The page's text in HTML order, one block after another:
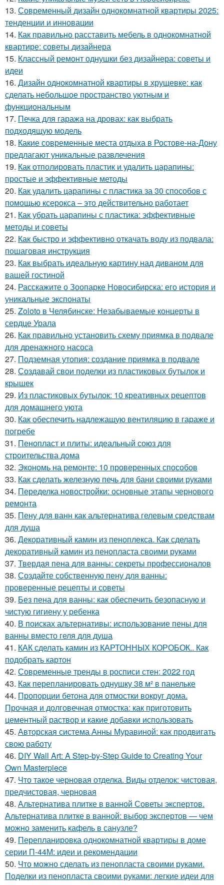
13. Современный дизайн однокомнатной квартиры 2025:
тенденции и инновации
14. Как правильно расставить мебель в однокомнатной
квартире: советы дизайнера
15. Классный ремонт однушки без дизайнера: советы и
идеи
16. Дизайн однокомнатной квартиры в хрущевке: как
сделать небольшое пространство уютным и
функциональным
17. Печка для гаража на дровах: как выбрать
подходящую модель
18. Какие современные места отдыха в Ростове-на-Дону
предлагают уникальные развлечения
19. Как отполировать пластик и удалить царапины:
простые и эффективные методы
20. Как удалить царапины с пластика за 30 способов с
помощью ксерокса – это действительно работает
21. Как убрать царапины с пластика: эффективные
методы и советы
22. Как быстро и эффективно откачать воду из подвала:
пошаговая инструкция
23. Как выбрать идеальную картину над диваном для
вашей гостиной
24. Расскажите о Зоопарке Новосибирска: его история и
уникальные экспонаты
25. Zoloto в Челябинске: Незабываемые концерты в
сердце Урала
26. Как правильно установить схему приямка в подвале
для дренажного насоса
27. Подземная утопия: создание приямка в подвале
28. Создавай свои поделки из пластиковых бутылок и
крышек
29. Из пластиковых бутылок: 10 креативных рецептов
для домашнего уюта
30. Как обеспечить надлежащую вентиляцию в гараже и
погребе
31. Пенопласт и плиты: идеальный союз для
строительства дома
32. Экономь на ремонте: 10 проверенных способов
33. Как сделать железную печь для бани своими руками
34. Переделка новостройки: основные этапы чернового
ремонта
35. Пену для ванн как альтернатива гелевым средствам
для душа
36. Декоративный камин из пеноплекса. Как сделать
декоративный камин из пенопласта своими руками
37. Твердая пена для ванны: секреты профессионалов
38. Создайте собственную пену для ванны:
проверенные рецепты и советы
39. Без пена для ванны: как обеспечить безопасную и
чистую гигиену у ребенка
40. В поисках альтернативы: использование пены для
ванны вместо геля для душа
41. КАК сделать камин из КАРТОННЫХ КОРОБОК.. Как
подобрать картон
42. Современные тренды в росписи стен: 2022 год
43. Как перепланировать однушку 38 м² в панельке
44. Пропорции бетона для отмостки вокруг дома.
Прочная и долговечная отмостка: как приготовить
цементный раствор и какие добавки использовать
45. Авторская система Анны Муравиной: как продвигать
свою работу
46. DIY Wall Art: A Step-by-Step Guide to Creating Your
Own Masterpiece
47. Что такое черновая отделка. Виды отделок: чистовая,
предчистовая, черновая
48. Альтернатива плитке в ванной Советы экспертов.
Альтернатива плитке в ванной: выбор экспертов — чем
можно заменить кафель в санузле?
49. Перепланировка однокомнатной квартиры в доме
серии П-44М: идеи и рекомендации
50. Что можно сделать из пенопласта своими руками.
Поделки из пенопласта своими руками: легкие идеи для